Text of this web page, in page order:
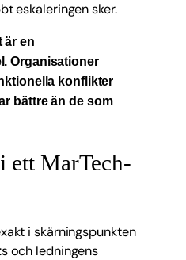
eskaleringen sker.
är en
Organisationer
konflikter
bättre än de som
ett MarTech-
i skärningspunkten
och ledningens